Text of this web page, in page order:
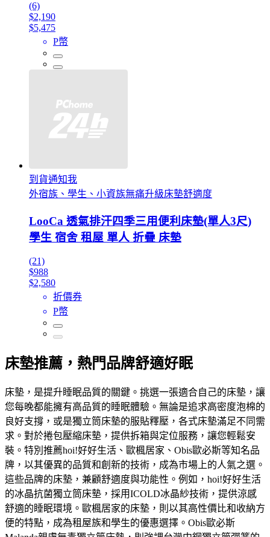
(6)
$2,190
$5,475
P幣
到貨通知我
外宿族、學生、小資族無痛升級床墊舒適度
LooCa 透氣排汗四季三用便利床墊(單人3尺)
學生 宿舍 租屋 單人 折疊 床墊
(21)
$988
$2,580
折價券
P幣
床墊推薦，熱門品牌舒適好眠
床墊，是提升睡眠品質的關鍵。挑選一張適合自己的床墊，讓
您每晚都能擁有高品質的睡眠體驗。無論是追求高密度泡棉的
良好支撐，或是獨立筒床墊的服貼釋壓，各式床墊滿足不同需
求。對於捲包壓縮床墊，提供拆箱與定位服務，讓您輕鬆安
裝。特別推薦hoi!好好生活、歐楓居家、Obis歐必斯等知名品
牌，以其優異的品質和創新的技術，成為市場上的人氣之選。
這些品牌的床墊，兼顧舒適度與功能性。例如，hoi!好好生活
的冰晶抗菌獨立筒床墊，採用ICOLD冰晶紗技術，提供涼感
舒適的睡眠環境。歐楓居家的床墊，則以其高性價比和收納方
便的特點，成為租屋族和學生的優惠選擇。Obis歐必斯